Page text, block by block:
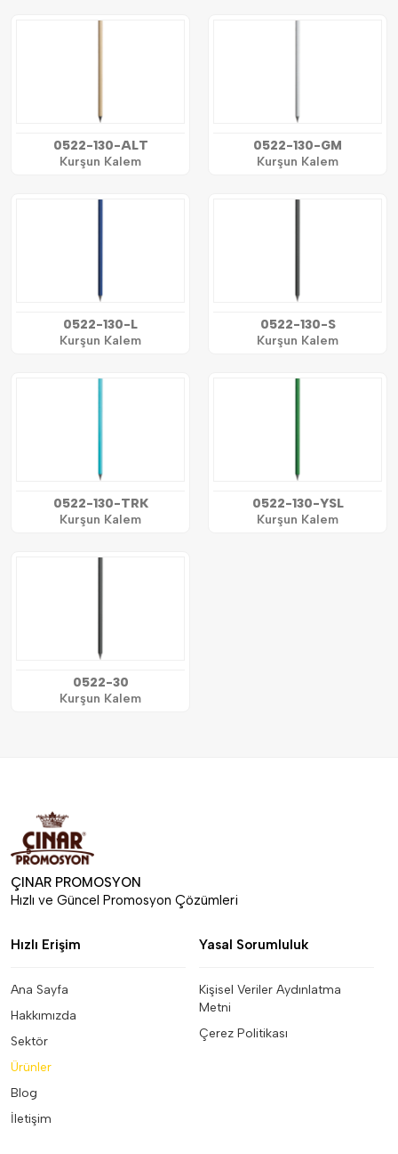
0522-130-ALT
Kurşun Kalem
0522-130-GM
Kurşun Kalem
0522-130-L
Kurşun Kalem
0522-130-S
Kurşun Kalem
0522-130-TRK
Kurşun Kalem
0522-130-YSL
Kurşun Kalem
0522-30
Kurşun Kalem
ÇINAR PROMOSYON
Hızlı ve Güncel Promosyon Çözümleri
Hızlı Erişim
Ana Sayfa
Hakkımızda
Sektör
Ürünler
Blog
İletişim
Yasal Sorumluluk
Kişisel Veriler Aydınlatma
Metni
Çerez Politikası